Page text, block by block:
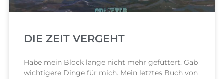
DIE ZEIT VERGEHT
Habe mein Block lange nicht mehr gefüttert. Gab
wichtigere Dinge für mich. Mein letztes Buch von